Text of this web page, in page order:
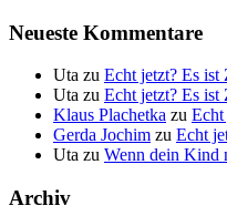
Neueste Kommentare
Uta zu Echt jetzt? Es ist
Uta zu Echt jetzt? Es ist
Klaus Plachetka zu Echt
Gerda Jochim zu Echt
Uta zu Wenn dein Kind
Archiv